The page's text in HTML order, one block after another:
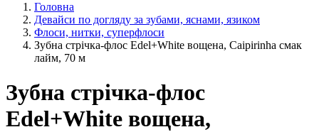
Головна
Девайси по догляду за зубами, яснами, язиком
Флоси, нитки, суперфлоси
Зубна стрічка-флос Edel+White вощена, Caipirinha смак
лайм, 70 м
Зубна стрічка-флос
Edel+White вощена,